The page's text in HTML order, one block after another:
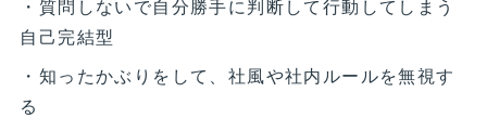
・質問しないで自分勝手に判断して行動してしまう
自己完結型
・知ったかぶりをして、社風や社内ルールを無視す
る